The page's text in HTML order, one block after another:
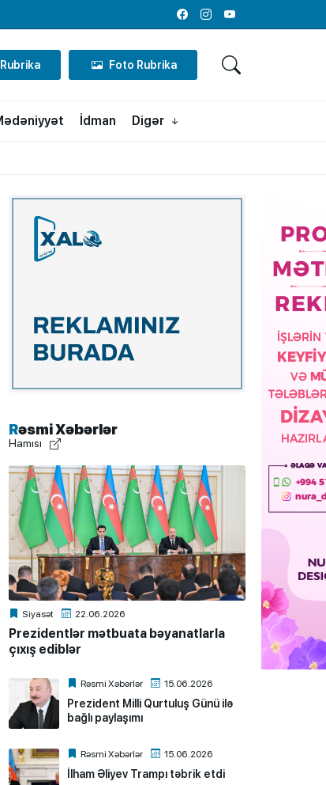
FacebookInstagramYoutube
Foto Rubrika
İdman Digər
Rəsmi Xəbərlər
Hamısı
Siyasət 22.06.2026
Prezidentlər mətbuata bəyanatlarla
çıxış ediblər
Rəsmi Xəbərlər 15.06.2026
Prezident Milli Qurtuluş Günü ilə
bağlı paylaşımı
Rəsmi Xəbərlər 15.06.2026
İlham Əliyev Trampı təbrik etdi